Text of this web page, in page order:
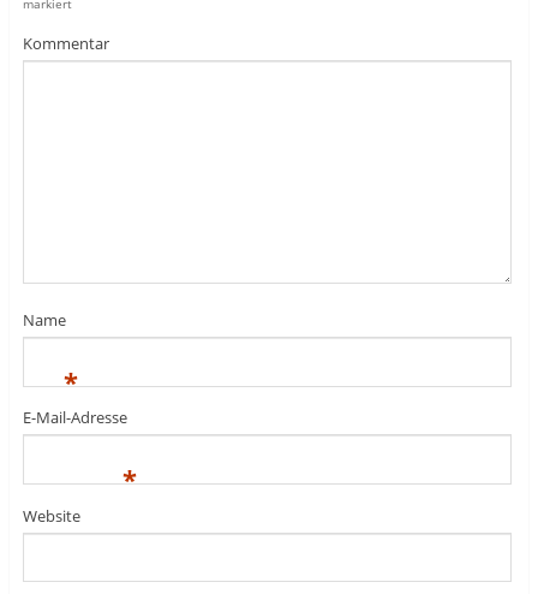
markiert
Kommentar
Name
*
E-Mail-Adresse
*
Website